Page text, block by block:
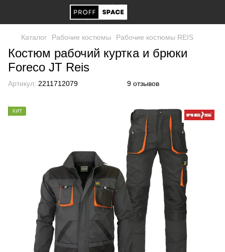
Каталог Рабочие костюмы Рабочие костюмы REIS
Костюм рабочий куртка и брюки
Foreco JT Reis
Артикул: 2211712079 9 отзывов
ХИТ